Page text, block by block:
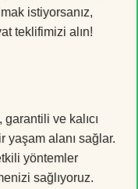
istiyorsanız,
teklifimizi alın!
ve kalıcı
yaşam alanı sağlar.
yöntemler
sağlıyoruz.